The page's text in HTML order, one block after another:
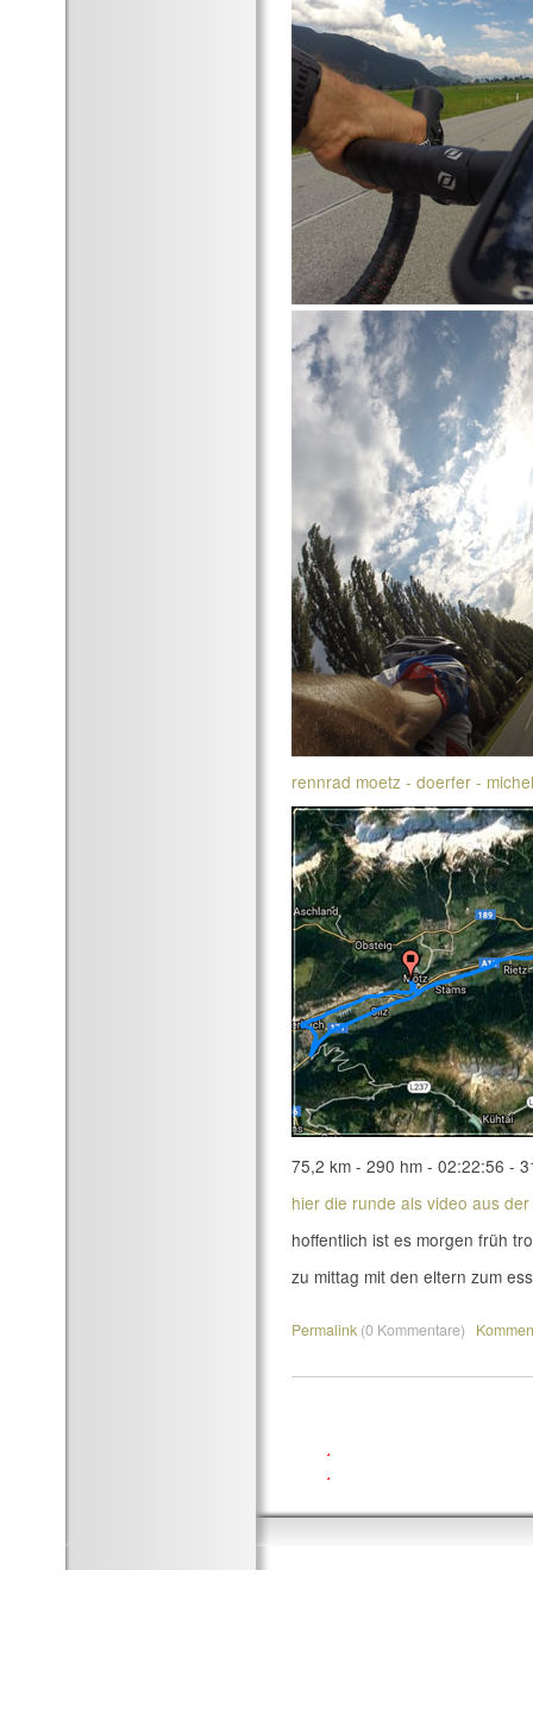
rennrad moetz - doerfer -
75,2 km - 290 hm - 02:22:56 -
hier die runde als video aus
hoffentlich ist es morgen früh
zu mittag mit den eltern zum
Permalink (0 Kommentare)